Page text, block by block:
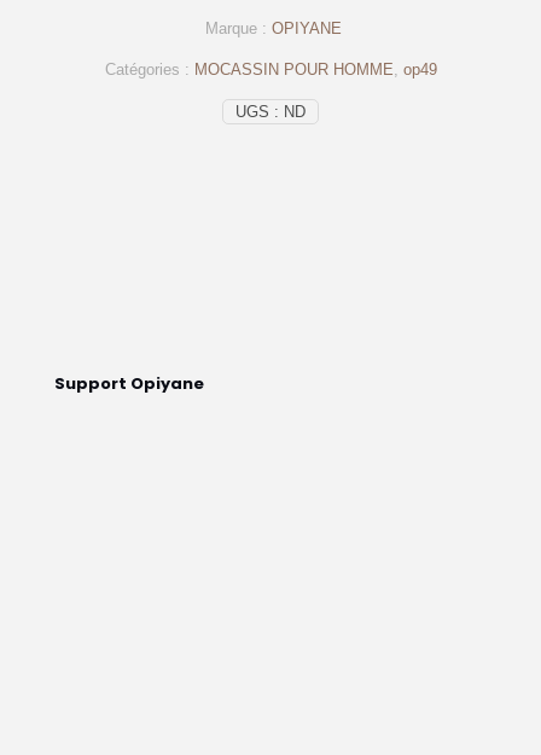
UGS : ND
Catégories : MOCASSIN POUR HOMME op49
Marque : OPIYANE
Support Opiyane